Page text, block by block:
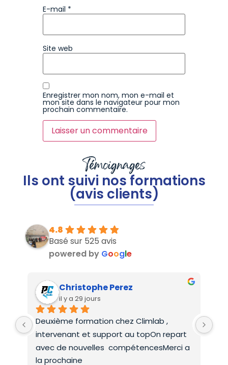
E-mail *
Site web
Enregistrer mon nom, mon e-mail et
mon site dans le navigateur pour mon
prochain commentaire.
Témoignages
Ils ont suivi nos formations
(avis clients)
4.8
Basé sur 525 avis
powered by Google
Christophe Perez
il y a 29 jours
Deuxième formation chez Climlab ,
intervenant et support au topOn repart
avec de nouvelles  compétencesMerci a
la prochaine